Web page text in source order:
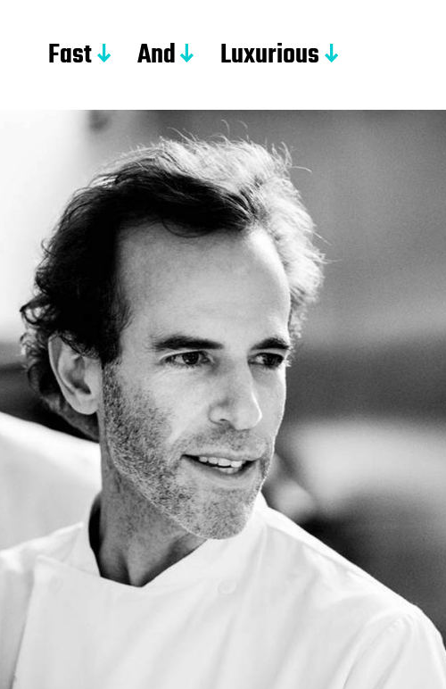
Fast And Luxurious